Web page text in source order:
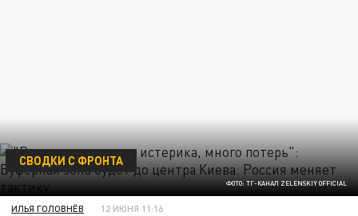
ФОТО: ТГ-КАНАЛ ZELENSKIY OFFICIAL
СВОДКИ С ФРОНТА
ИЛЬЯ ГОЛОВНЁВ 12 ИЮНЯ 11:16